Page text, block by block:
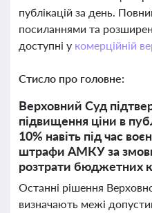
публікацій за день.
посиланнями та
доступні у комерційній
Стисло про головне:
Верховний Суд
підвищення ціни в
10% навіть під час
штрафи АМКУ за
розтрати бюджетних
Останні рішення
визначають межі